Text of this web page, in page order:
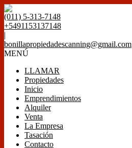
(011) 5-313-7148
+5491153137148
|
bonillapropiedadescanning@gmail.com
MENÚ
LLAMAR
Propiedades
Inicio
Emprendimientos
Alquiler
Venta
La Empresa
Tasación
Contacto